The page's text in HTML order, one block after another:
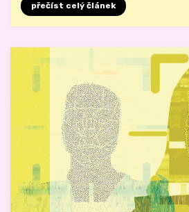
přečíst celý článek